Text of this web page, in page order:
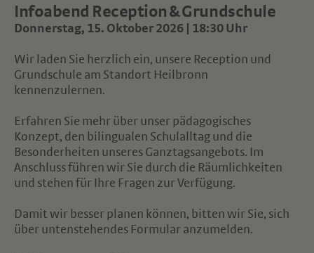
Infoabend Reception & Grundschule
Donnerstag, 15. Oktober 2026 | 18:30 Uhr
Wir laden Sie herzlich ein, unsere Reception und
Grundschule am Standort Heilbronn
kennenzulernen.
Erfahren Sie mehr über unser pädagogisches
Konzept, den bilingualen Schulalltag und die
Besonderheiten unseres Ganztagsangebots. Im
Anschluss führen wir Sie durch die Räumlichkeiten
und stehen für Ihre Fragen zur Verfügung.
Damit wir besser planen können, bitten wir Sie, sich
über untenstehendes Formular anzumelden.